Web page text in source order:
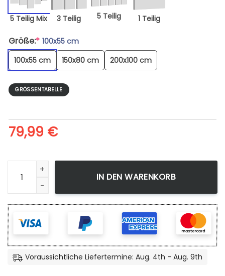
5 Teilig Mix 3 Teilig 5 Teilig 1 Teilig
Größe:* 100x55 cm
100x55 cm
150x80 cm 200x100 cm
GRÖSSENTABELLE
79,99 €
Leinwandbild One Punch Man Saitama One Punch 1
IN DEN WARENKORB
Voraussichtliche Liefertermine: Aug. 4th - Aug. 9th